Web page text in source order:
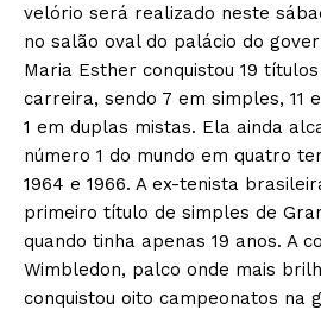
velório será realizado neste
no salão oval do palácio do
Maria Esther conquistou 19
carreira, sendo 7 em simples, 11
1 em duplas mistas. Ela ainda
número 1 do mundo em quatro
1964 e 1966. A ex-tenista
primeiro título de simples de
quando tinha apenas 19 anos. A
Wimbledon, palco onde mais
conquistou oito campeonatos na